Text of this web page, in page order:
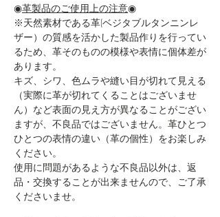
◉革製品のご使用上の注意◉
※天然素材である革(ベジタブルタンニンレ
ザー）の質感を活かした製品作りを行ってい
るため、革そのものの模様や表情に個体差が
あります。
キズ、シワ、色ムラや縫い目が切れて見える
（実際に革が切れてくることはございませ
ん）など表面の見え方が異なることがござい
ますが、不良品ではございません。革ひとつ
ひとつの表情の違い（革の個性）をお楽しみ
ください。
使用に問題があるような不良品以外は、返
品・交換することが出来ませんので、ご了承
くださいませ。